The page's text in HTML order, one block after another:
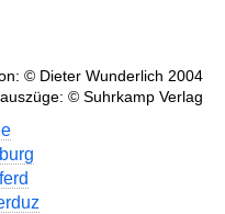
© Dieter Wunderlich 2004
© Suhrkamp Verlag